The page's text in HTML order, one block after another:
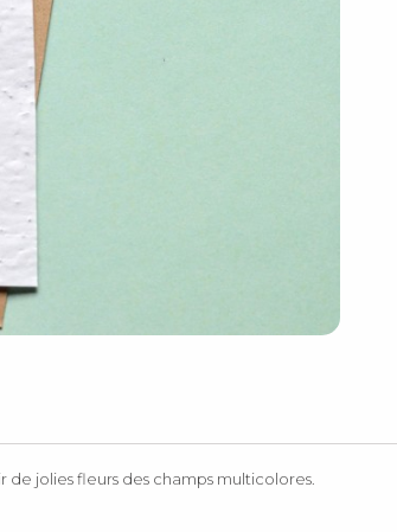
jolies fleurs des champs multicolores.